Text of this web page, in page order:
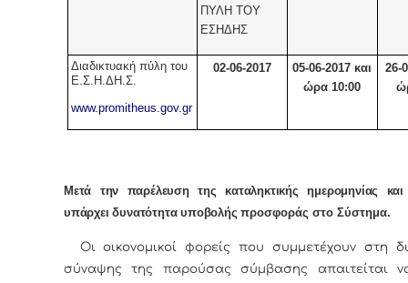
ΠΥΛΗ ΤΟΥ
ΕΣΗΔΗΣ
Διαδικτυακή πύλη του
Ε.Σ.Η.ΔΗ.Σ.
www.promitheus.gov.gr
02-06-2017 05-06-2017 και
ώρα 10:00
26-
Μετά την παρέλευση της καταληκτικής ημερομηνίας
υπάρχει δυνατότητα υποβολήςπροσφοράς στο Σύστημα.
Οι οικονομικοί φορείς που συμμετέχουν στη
σύναψης της παρούσας σύμβασης απαιτείται